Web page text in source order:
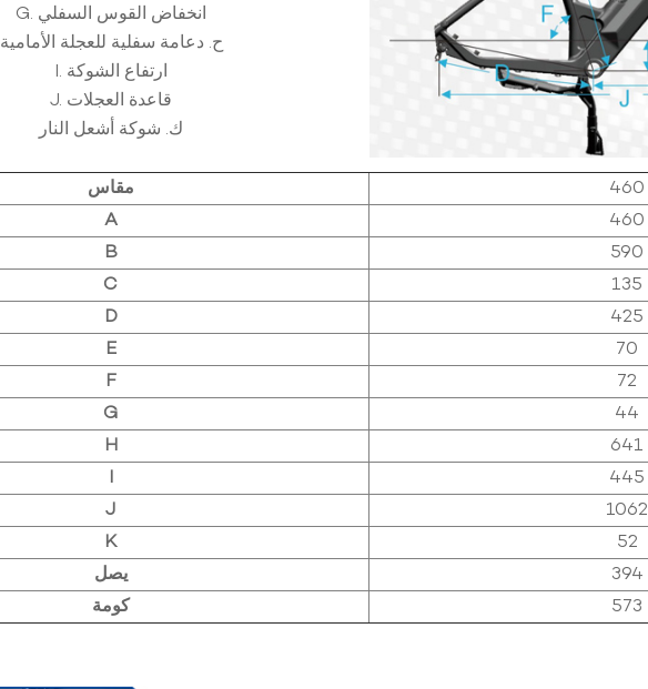
G. انخفاض القوس السفلي
ح. دعامة سفلية للعجلة الأمامية
I. ارتفاع الشوكة
J. قاعدة العجلات
ك. شوكة أشعل النار
مقاس
460
A
460
B
590
C
135
D
425
E
70
F
72
G
44
H
641
I
445
J
1062
K
52
يصل
394
كومة
573